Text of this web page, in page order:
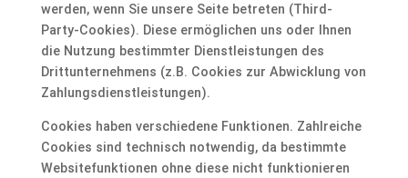
werden, wenn Sie unsere Seite betreten (Third-
Party-Cookies). Diese ermöglichen uns oder Ihnen
die Nutzung bestimmter Dienstleistungen des
Drittunternehmens (z.B. Cookies zur Abwicklung von
Zahlungsdienstleistungen).
Cookies haben verschiedene Funktionen. Zahlreiche
Cookies sind technisch notwendig, da bestimmte
Websitefunktionen ohne diese nicht funktionieren